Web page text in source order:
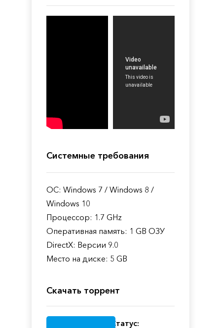
Системные требования
ОС: Windows 7 / Windows 8 /
Windows 10
Процессор: 1.7 GHz
Оперативная память: 1 GB ОЗУ
DirectX: Версии 9.0
Место на диске: 5 GB
Скачать торрент
Статус: